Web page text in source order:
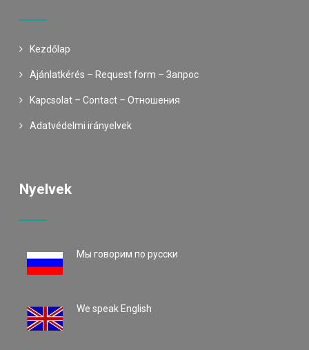
Kezdőlap
Ajánlatkérés – Request form – Запрос
Kapcsolat – Contact – Oтношения
Adatvédelmi irányelvek
Nyelvek
Mы говорим по русски
We speak English